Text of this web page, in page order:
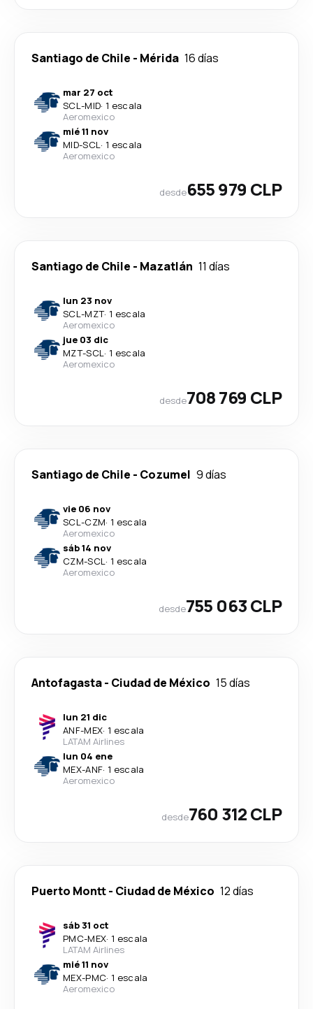
Santiago de Chile - Mérida 16 días
mar 27 oct
SCL-MID· 1 escala
Aeromexico
mié 11 nov
MID-SCL· 1 escala
Aeromexico
desde655 979 CLP
Santiago de Chile - Mazatlán 11 días
lun 23 nov
SCL-MZT· 1 escala
Aeromexico
jue 03 dic
MZT-SCL· 1 escala
Aeromexico
desde708 769 CLP
Santiago de Chile - Cozumel 9 días
vie 06 nov
SCL-CZM· 1 escala
Aeromexico
sáb 14 nov
CZM-SCL· 1 escala
Aeromexico
desde755 063 CLP
Antofagasta- Ciudad de México 15 días
lun 21 dic
ANF-MEX· 1 escala
LATAM Airlines
lun 04 ene
MEX-ANF· 1 escala
Aeromexico
desde760 312 CLP
Puerto Montt- Ciudad de México 12 días
sáb 31 oct
PMC-MEX· 1 escala
LATAM Airlines
mié 11 nov
MEX-PMC· 1 escala
Aeromexico